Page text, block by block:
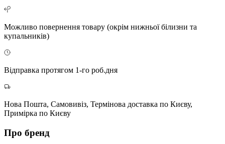
Можливо повернення товару (окрім нижньої білизни та
купальників)
Відправка протягом 1-го роб.дня
Нова Пошта, Самовивіз, Термінова доставка по Києву,
Примірка по Києву
Про бренд